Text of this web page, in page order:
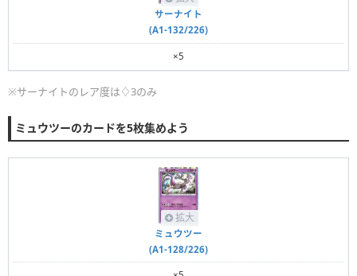
サーナイト
(A1-132/226)
×5
※サーナイトのレア度は♢3のみ
ミュウツーのカードを5枚集めよう
拡大
ミュウツー
(A1-128/226)